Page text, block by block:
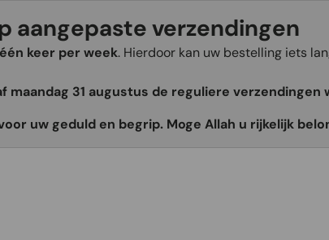
aangepaste verzendingen
één keer per week. Hierdoor kan uw bestelling iets
maandag 31 augustus de reguliere verzendingen
uw geduld en begrip. Moge Allah u rijkelijk